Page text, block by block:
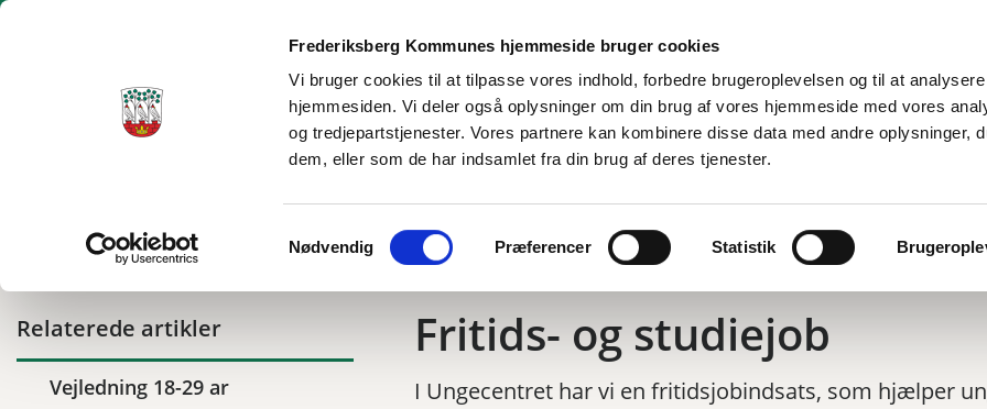
Frederiksberg Kommunes hjemmeside bruger cookies
Vi bruger cookies til at tilpasse vores indhold, forbedre brugeroplevelsen og til at
hjemmesiden. Vi deler også oplysninger om din brug af vores hjemmeside med vores
og tredjepartstjenester. Vores partnere kan kombinere disse data med andre oplysninger,
dem, eller som de har indsamlet fra din brug af deres tjenester.
Nødvendig Præferencer Statistik
Ungecenter Frederiksberg Nyheder 13-17 år
Tilbage til
18-29 år Fritids og studiejob
Relaterede artikler
Vejledning 18-29 ar
Fritids- og studiejob
I Ungecentret har vi en fritidsjobindsats, som hjælper